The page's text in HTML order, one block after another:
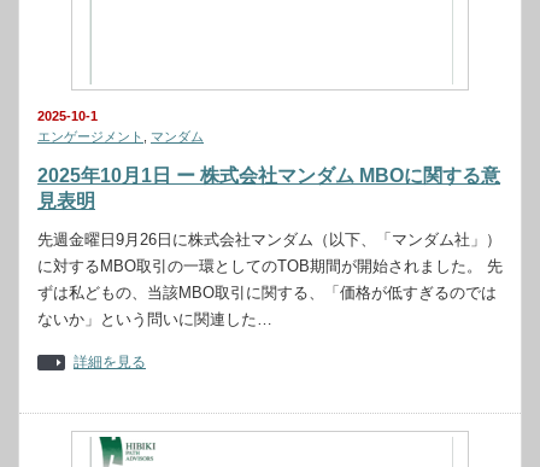
2025-10-1
エンゲージメント
マンダム
2025年10月1日 ー 株式会社マンダム MBOに関する意
見表明
先週金曜日9月26日に株式会社マンダム（以下、「マンダム社」）
に対するMBO取引の一環としてのTOB期間が開始されました。 先
ずは私どもの、当該MBO取引に関する、「価格が低すぎるのでは
ないか」という問いに関連した…
詳細を見る